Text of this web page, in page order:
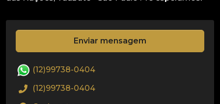
Enviar mensagem
(12)99738-0404
(12)99738-0404